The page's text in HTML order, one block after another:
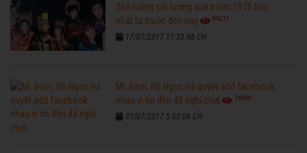
260 tuồng cải lương xưa trước 1975 hay
nhất từ trước đến nay
96211
17/07/2017 11:33:48 CH
Mr. Đàm, Hồ Ngọc Hà quyết add facebook
nhau vì tin đồn đã nghỉ chơi
76309
31/07/2017 5:03:06 CH